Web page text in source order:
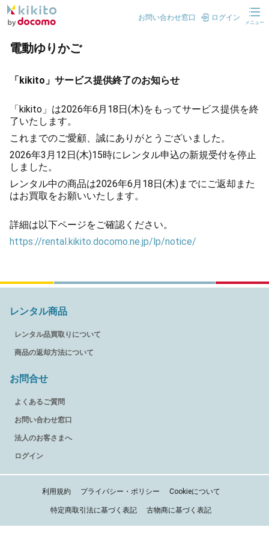
お問い合わせ窓口 ログイン
メニュー
電動ゆりかご
「kikito」サービス提供終了のお知らせ
「kikito」は2026年6月18日(木)をもってサービス提供を終
了いたします。
これまでのご愛顧、誠にありがとうございました。
2026年3月12日(木)15時にレンタル申込の新規受付を停止
しました。
レンタル中の商品は2026年6月18日(木)までにご返却また
はお買取をお願いいたします。
詳細は以下ページをご確認ください。
https://rental.kikito.docomo.ne.jp/lp/notice/
レンタル商品
レンタル品買取りについて
商品の返却方法について
お問合せ
よくあるご質問
お問い合わせ窓口
法人のお客さまへ
ログイン
利用規約 プライバシー・ポリシー Cookieについて
特定商取引法に基づく表記 古物商に基づく表記